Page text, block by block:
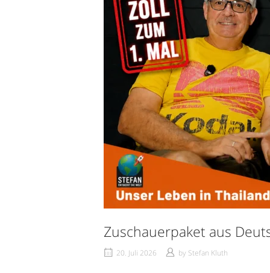
Zuschauerpaket aus
20. Juli 2026 by Stefan Kluth